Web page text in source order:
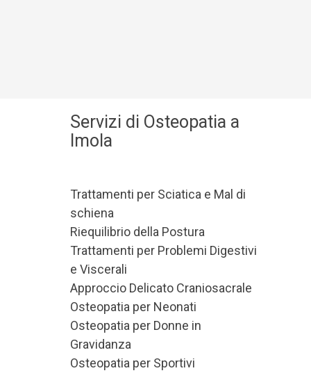
Servizi di Osteopatia a
Imola
Trattamenti per Sciatica e Mal di
schiena
Riequilibrio della Postura
Trattamenti per Problemi Digestivi
e Viscerali
Approccio Delicato Craniosacrale
Osteopatia per Neonati
Osteopatia per Donne in
Gravidanza
Osteopatia per Sportivi